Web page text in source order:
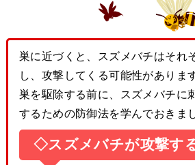
巣に近づくと、スズメバチはそれ
し、攻撃してくる可能性がありま
巣を駆除する前に、スズメバチに
するための防御法を学んでおきま
◇スズメバチが攻撃す